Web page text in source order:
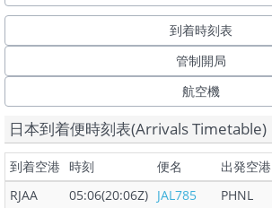
到着時刻表
管制開局
航空機
日本到着便時刻表(Arrivals Timetable)
到着空港 時刻 便名 出発空港
RJAA
05:06(20:06Z) JAL785 PHNL